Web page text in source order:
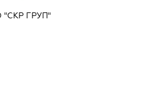
ГРУП"